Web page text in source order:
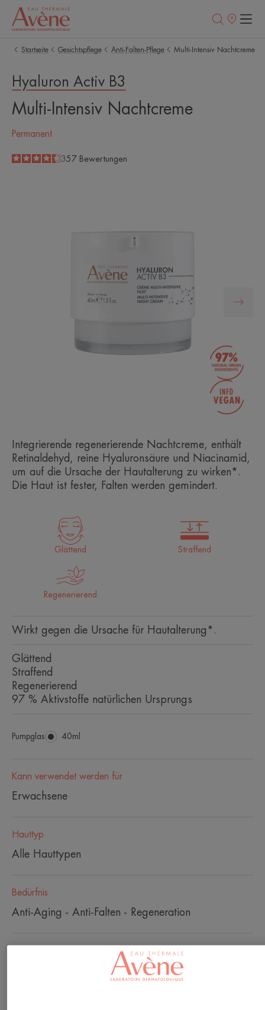
Startseite Gesichtspflege Anti-Falten-Pflege Multi-Intensiv Nachtcreme
Hyaluron Activ B3
Multi-Intensiv Nachtcreme
Permanent
4.4
/
5
357 Bewertungen
Integrierende regenerierende Nachtcreme, enthält
Retinaldehyd, reine Hyaluronsäure und Niacinamid,
um auf die Ursache der Hautalterung zu wirken*.
Die Haut ist fester, Falten werden gemindert.
Glättend Straffend
Regenerierend
Wirkt gegen die Ursache für Hautalterung*.
Glättend
Straffend
Regenerierend
97 % Aktivstoffe natürlichen Ursprungs
Pumpglas Pumpglas
40ml
Kann verwendet werden für
Erwachsene
Hauttyp
Alle Hauttypen
Bedürfnis
Anti-Aging - Anti-Falten - Regeneration
[SENESZENZ-WISSENSCHAFTLICHE EXPERTISE]